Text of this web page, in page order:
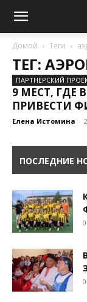
Домой Теги
ТЕГ:
ПАРТНЁРСКИЙ
9 МЕСТ,
ПРИВЕСТИ
Елена Истомина -
ПОСЛЕДНИЕ